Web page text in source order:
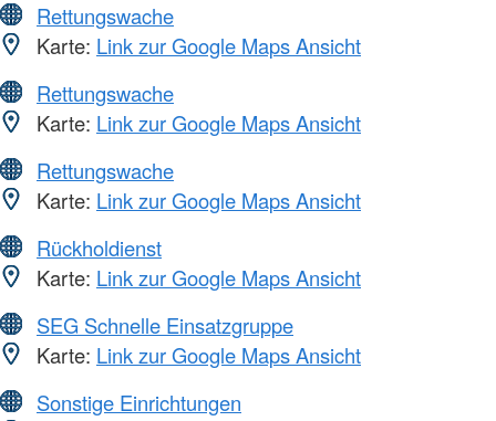
Rettungswache
Karte: Link zur Google Maps Ansicht
Rettungswache
Karte: Link zur Google Maps Ansicht
Rettungswache
Karte: Link zur Google Maps Ansicht
Rückholdienst
Karte: Link zur Google Maps Ansicht
SEG Schnelle Einsatzgruppe
Karte: Link zur Google Maps Ansicht
Sonstige Einrichtungen